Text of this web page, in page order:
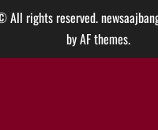
All rights reserved.
by AF themes.